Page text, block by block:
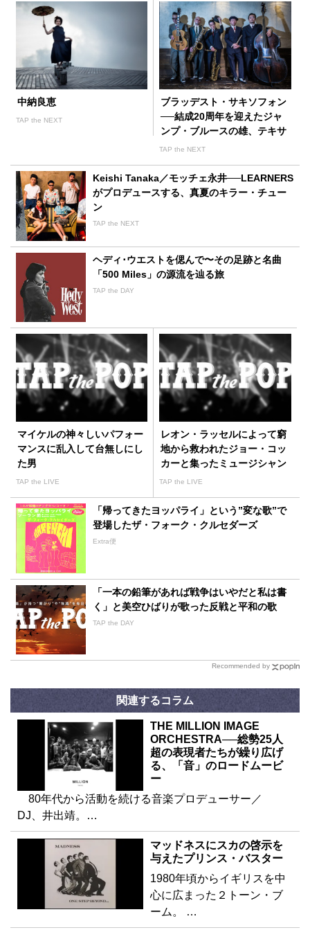
中納良恵
TAP the NEXT
ブラッデスト・サキソフォン
──結成20周年を迎えたジャ
ンプ・ブルースの雄、テキサ
ス録音の傑作を発表！
TAP the NEXT
Keishi Tanaka／モッチェ永井──LEARNERS
がプロデュースする、真夏のキラー・チュー
ン
TAP the NEXT
ヘディ･ウエストを偲んで〜その足跡と名曲
「500 Miles」の源流を辿る旅
TAP the DAY
マイケルの神々しいパフォー
マンスに乱入して台無しにし
た男
TAP the LIVE
レオン・ラッセルによって窮
地から救われたジョー・コッ
カーと集ったミュージシャン
たち
TAP the LIVE
「帰ってきたヨッパライ」という”変な歌”で
登場したザ・フォーク・クルセダーズ
Extra便
「一本の鉛筆があれば戦争はいやだと私は書
く」と美空ひばりが歌った反戦と平和の歌
TAP the DAY
Recommended by
関連するコラム
THE MILLION IMAGE
ORCHESTRA──総勢25人
超の表現者たちが繰り広げ
る、「音」のロードムービ
ー
80年代から活動を続ける音楽プロデューサー／
DJ、井出靖。…
マッドネスにスカの啓示を
与えたプリンス・バスター
1980年頃からイギリスを中
心に広まった２トーン・ブ
ーム。 …